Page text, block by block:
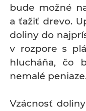
bude možné
a ťažiť drevo.
doliny do
v rozpore s
hlucháňa, čo
nemalé
Vzácnosť